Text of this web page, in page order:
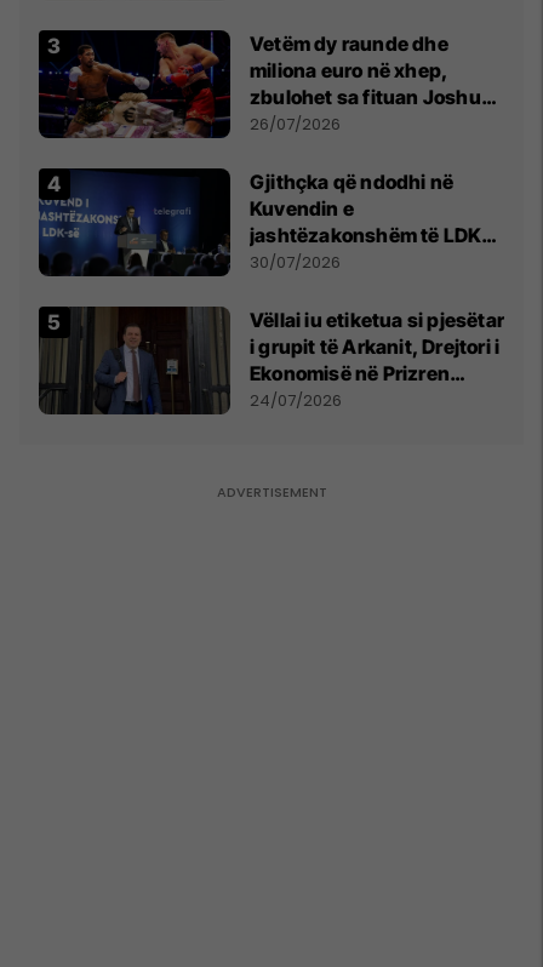
Vetëm dy raunde dhe
miliona euro në xhep,
zbulohet sa fituan Joshua
e Prenga
26/07/2026
Gjithçka që ndodhi në
Kuvendin e
jashtëzakonshëm të LDK-
së
30/07/2026
Vëllai iu etiketua si pjesëtar
i grupit të Arkanit, Drejtori i
Ekonomisë në Prizren
mohon pretendimet
24/07/2026